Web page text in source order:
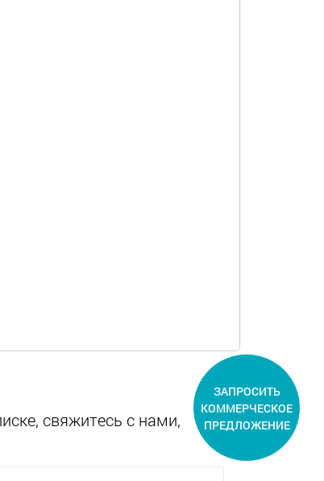
свяжитесь с нами,
ЗАПРОСИТЬ
КОММЕРЧЕСКОЕ
ПРЕДЛОЖЕНИЕ